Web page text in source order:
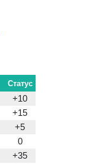
Статус
+10
+15
+5
0
+35